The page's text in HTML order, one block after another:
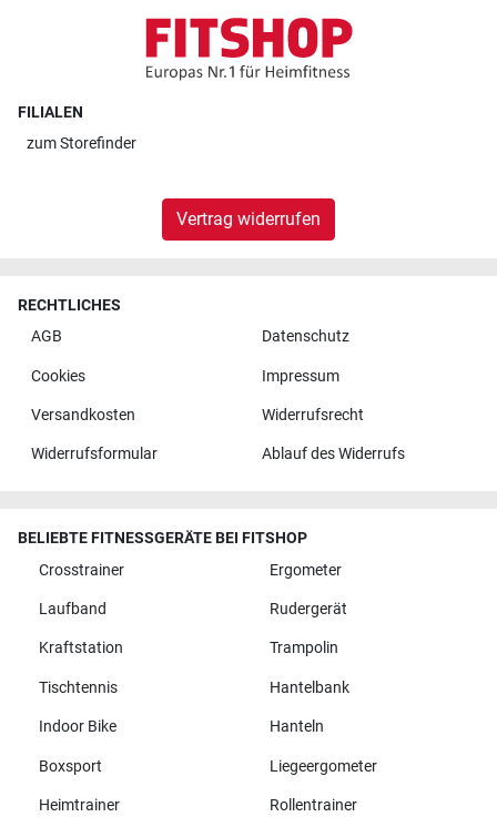
FILIALEN
zumStorefinder
Vertrag widerrufen
RECHTLICHES
AGB
Datenschutz
Cookies Impressum
Versandkosten Widerrufsrecht
Widerrufsformular Ablauf des Widerrufs
BELIEBTE FITNESSGERÄTE BEI FITSHOP
Crosstrainer
Ergometer
Laufband Rudergerät
Kraftstation Trampolin
Tischtennis Hantelbank
Indoor Bike Hanteln
Boxsport Liegeergometer
Heimtrainer Rollentrainer